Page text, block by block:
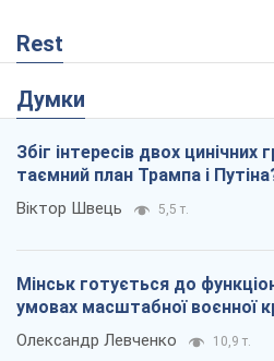
Rest
Думки
Збіг інтересів двох цинічних
таємний план Трампа і
Віктор Швець 5,5 т.
Мінськ готується до
умовах масштабної воєнної
Олександр Левченко 10,9 т.